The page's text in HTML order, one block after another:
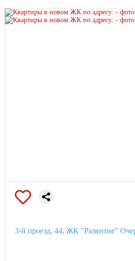
3-й проезд, 44, ЖК "Развитие"